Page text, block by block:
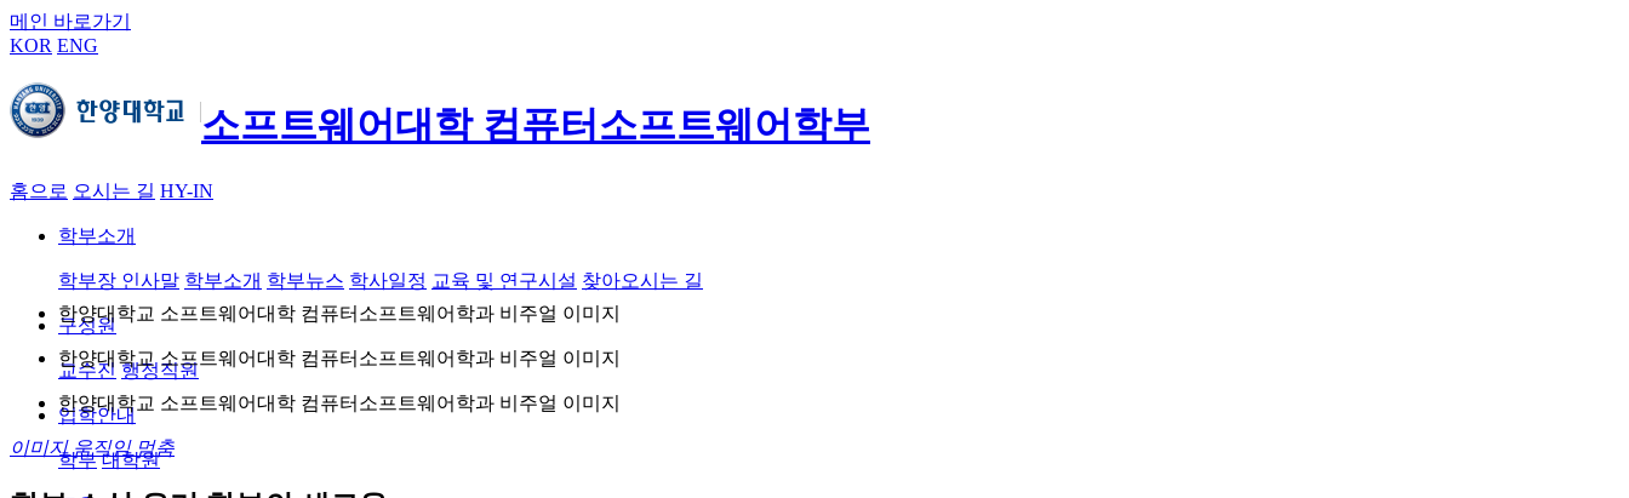
메인 바로가기
KOR ENG
소프트웨어대학 컴퓨터소프트웨어학부
홈으로 오시는 길 HY-IN
학부소개
학부장 인사말 학부소개 학부뉴스 학사일정 교육 및 연구시설 찾아오시는 길
구성원
교수진 행정직원
입학안내
학부 대학원
한양대학교 소프트웨어대학 컴퓨터소프트웨어학과 비주얼 이미지
한양대학교 소프트웨어대학 컴퓨터소프트웨어학과 비주얼 이미지
한양대학교 소프트웨어대학 컴퓨터소프트웨어학과 비주얼 이미지
이미지 움직임 멈춤